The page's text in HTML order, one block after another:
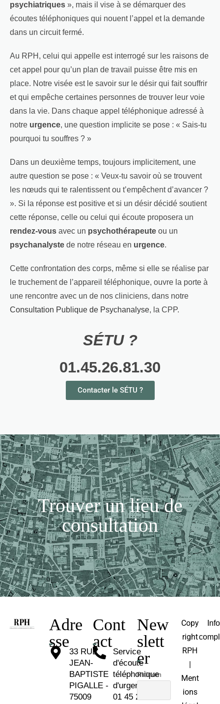
psychiatriques », mais il vise à se démarquer des
écoutes téléphoniques qui nouent l’appel et la demande
dans un circuit fermé.
Au RPH, celui qui appelle est interrogé sur les raisons de
cet appel pour qu’un plan de travail puisse être mis en
place. Notre visée est le savoir sur le désir qui fait souffrir
et qui empêche certaines personnes de trouver leur voie
dans la vie. Dans chaque appel téléphonique adressé à
notre urgence, une question implicite se pose : « Sais-tu
pourquoi tu souffres ? »
Dans un deuxième temps, toujours implicitement, une
autre question se pose : « Veux-tu savoir où se trouvent
les nœuds qui te ralentissent ou t’empêchent d’avancer ?
». Si la réponse est positive et si un désir décidé soutient
cette réponse, celle ou celui qui écoute proposera un
rendez-vous avec un psychothérapeute ou un
psychanalyste de notre réseau en urgence.
Cette confrontation des corps, même si elle se réalise par
le truchement de l’appareil téléphonique, ouvre la porte à
une rencontre avec un de nos cliniciens, dans notre
Consultation Publique de Psychanalyse, la CPP.
SÉTU ?
01.45.26.81.30
Contacter le SÉTU ?
Trouver un lieu de
consultation
Adre
sse
33 RUE
JEAN-
BAPTISTE
PIGALLE -
75009
Cont
act
Service
d'écoute
téléphonique
d'urgence :
01 45 26 81 30
New
slett
er
Prénom
Copy
right
RPH
Ment
ions